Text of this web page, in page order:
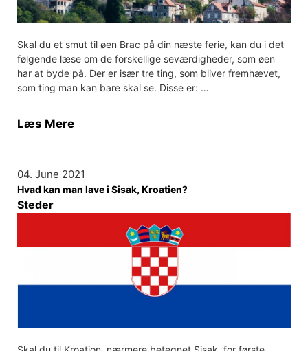
Skal du et smut til øen Brac på din næste ferie, kan du i det
følgende læse om de forskellige seværdigheder, som øen
har at byde på. Der er især tre ting, som bliver fremhævet,
som ting man kan bare skal se. Disse er: …
Læs Mere
04. June 2021
Hvad kan man lave i Sisak, Kroatien?
Steder